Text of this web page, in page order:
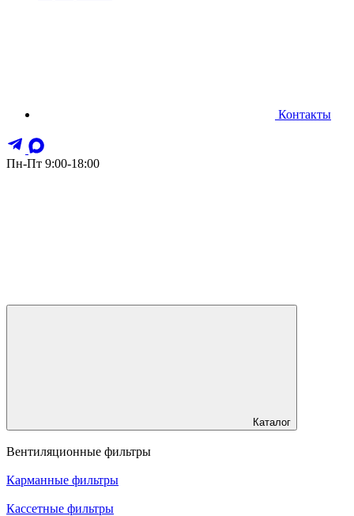
Контакты
Пн-Пт 9:00-18:00
Каталог
Вентиляционные фильтры
Карманные фильтры
Кассетные фильтры